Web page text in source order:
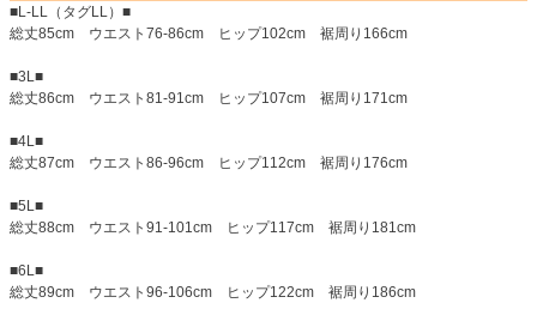
■L-LL（タグLL）■
総丈85cm ウエスト76-86cm ヒップ102cm 裾周り166cm
■3L■
総丈86cm ウエスト81-91cm ヒップ107cm 裾周り171cm
■4L■
総丈87cm ウエスト86-96cm ヒップ112cm 裾周り176cm
■5L■
総丈88cm ウエスト91-101cm ヒップ117cm 裾周り181cm
■6L■
総丈89cm ウエスト96-106cm ヒップ122cm 裾周り186cm